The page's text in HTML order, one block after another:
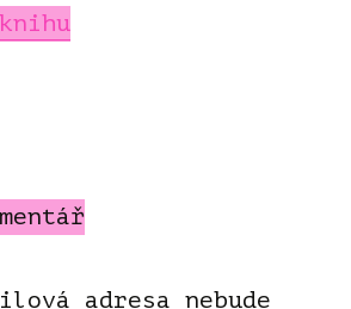
adresa nebude